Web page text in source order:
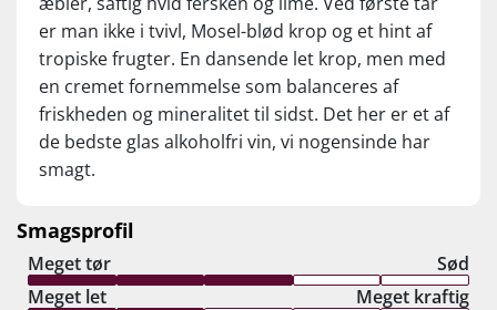
jeg finder noget alkoholfrit, som ikke føles
som en erstatning, men som noget, jeg rent
faktisk vælger med glæde. Er den sød? Nej –
den er ret tør og elegant. Og det gør, at man
ikke føler, man drikker noget saftevand. Det er
vin – bare uden alkohol. Enkelt og godt. Så
hvis du er gravid, kører bil, vil have en
balance – så kan denne Riesling sagtens være
din nye go-to.
er man ikke i tvivl, Mosel-blød krop og et hint af
tropiske frugter. En dansende let krop, men med
en cremet fornemmelse som balanceres af
friskheden og mineralitet til sidst. Det her er et af
de bedste glas alkoholfri vin, vi nogensinde har
smagt.
Smagsprofil
Meget tør
Sød
Meget let
Meget kraftig